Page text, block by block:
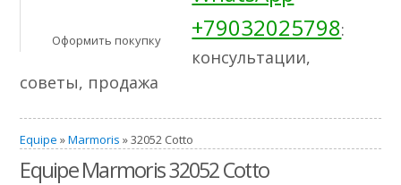
Оформить покупку
+79032025798:
консультации,
советы, продажа
Equipe »Marmoris » 32052 Cotto
Equipe Marmoris 32052 Cotto